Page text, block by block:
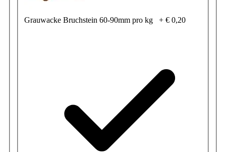
Grauwacke Bruchstein 60-90mm pro kg + € 0,20